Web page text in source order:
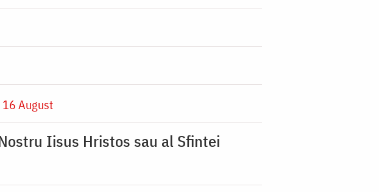
16 August
Iisus Hristos sau al Sfintei